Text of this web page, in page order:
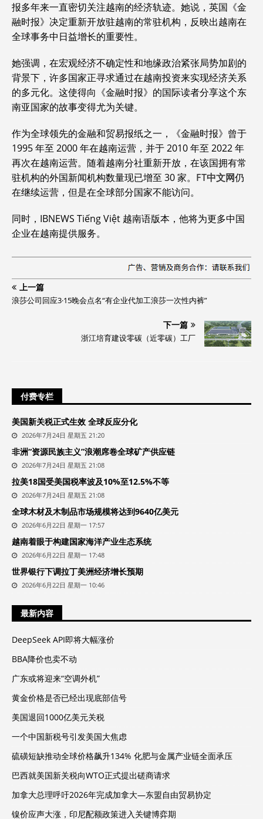
报多年来一直密切关注越南的经济轨迹。她说，英国《金
融时报》决定重新开放驻越南的常驻机构，反映出越南在
全球事务中日益增长的重要性。
她强调，在宏观经济不确定性和地缘政治紧张局势加剧的
背景下，许多国家正寻求通过在越南投资来实现经济关系
的多元化。这使得向《金融时报》的国际读者分享这个东
南亚国家的故事变得尤为关键。
作为全球领先的金融和贸易报纸之一，《金融时报》曾于
1995 年至 2000 年在越南运营，并于 2010 年至 2022 年
再次在越南运营。随着越南分社重新开放，在该国拥有常
驻机构的外国新闻机构数量现已增至 30 家。 FT中文网仍
在继续运营，但是在全球部分国家不能访问。
同时，IBNEWS Tiếng Việt 越南语版本，他将为更多中国
企业在越南提供服务。
上一篇
浪莎公司回应3·15晚会点名“有企业代加工浪莎一次性内裤”
下一篇
浙江培育建设零碳（近零碳）工厂
付费专栏
美国新关税正式生效 全球反应分化
2026年7月24日 星期五 21:20
非洲“资源民族主义”浪潮席卷全球矿产供应链
2026年7月24日 星期五 21:08
拉美18国受美国税率波及10%至12.5%不等
2026年7月24日 星期五 21:08
全球木材及木制品市场规模将达到9640亿美元
2026年6月22日 星期一 17:57
越南着眼于构建国家海洋产业生态系统
2026年6月22日 星期一 17:48
世界银行下调拉丁美洲经济增长预期
2026年6月22日 星期一 10:46
最新内容
DeepSeek API即将大幅涨价
BBA降价也卖不动
广东或将迎来“空调外机”
黄金价格是否已经出现底部信号
美国退回1000亿美元关税
一个中国新税号引发美国大焦虑
硫磺短缺推动全球价格飙升134% 化肥与金属产业链全面承压
巴西就美国新关税向WTO正式提出磋商请求
加拿大总理呼吁2026年完成加拿大—东盟自由贸易协定
镍价应声大涨，印尼配额政策进入关键博弈期